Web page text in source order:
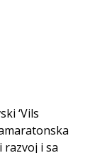
‘Vils
razvoj i sa